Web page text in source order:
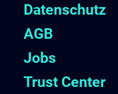
Datenschutz
AGB
Jobs
Trust Center